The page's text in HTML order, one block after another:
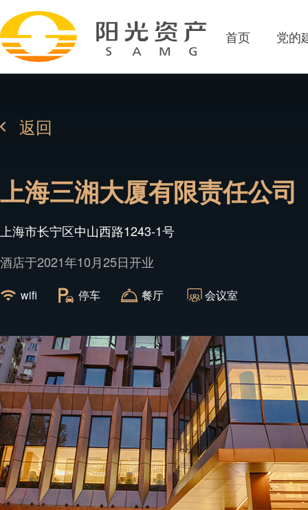
首页 党的
返回
上海三湘大厦有限责任公司
上海市长宁区中山西路1243-1号
酒店于2021年10月25日开业
wifi 停车 餐厅 会议室